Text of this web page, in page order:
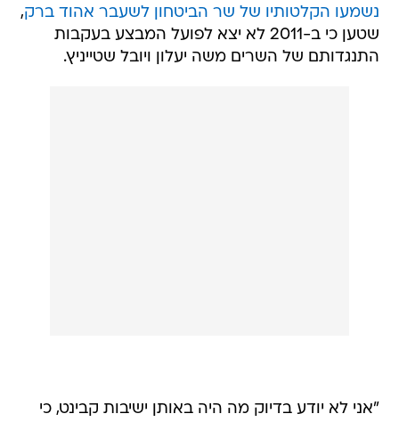
נשמעו הקלטותיו של שר הביטחון לשעבר אהוד ברק,
שטען כי ב-2011 לא יצא לפועל המבצע בעקבות
התנגדותם של השרים משה יעלון ויובל שטייניץ.
"אני לא יודע בדיוק מה היה באותן ישיבות קבינט, כי